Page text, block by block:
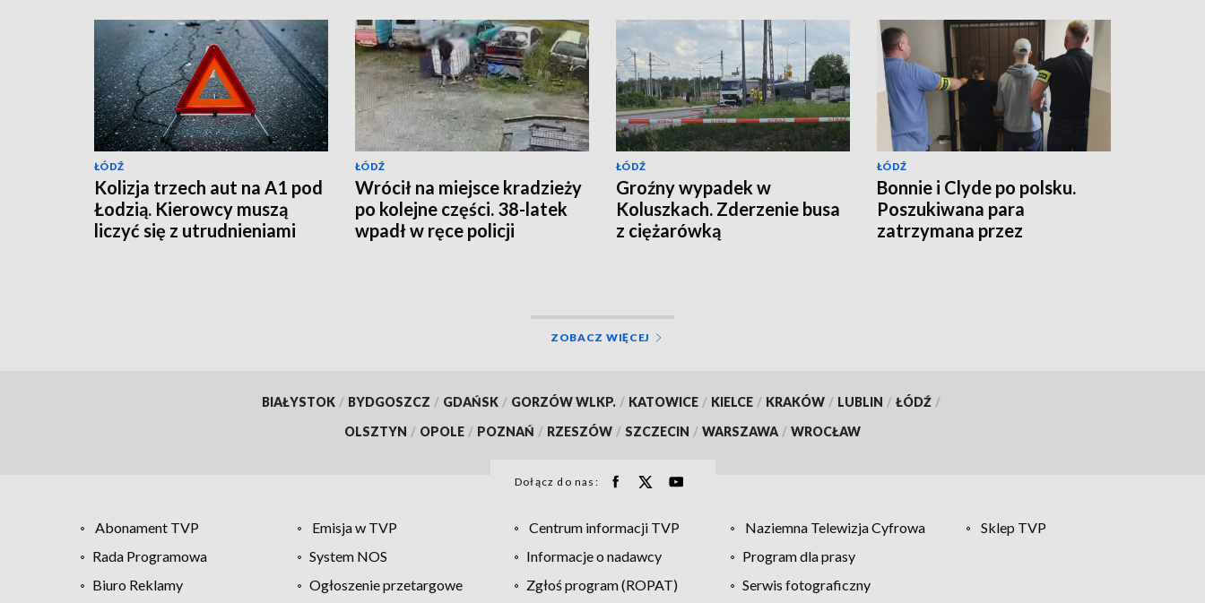
ŁÓDŹ
Kolizja trzech aut na A1 pod
Łodzią. Kierowcy muszą
liczyć się z utrudnieniami
ŁÓDŹ
Wrócił na miejsce kradzieży
po kolejne części. 38-latek
wpadł w ręce policji
ŁÓDŹ
Groźny wypadek w
Koluszkach. Zderzenie busa
z ciężarówką
ŁÓDŹ
Bonnie i Clyde po polsku.
Poszukiwana para
zatrzymana przez
ZOBACZ WIĘCEJ
BIAŁYSTOK / BYDGOSZCZ / GDAŃSK / GORZÓW WLKP. / KATOWICE / KIELCE / KRAKÓW / LUBLIN / ŁÓDŹ /
OLSZTYN / OPOLE / POZNAŃ / RZESZÓW / SZCZECIN / WARSZAWA / WROCŁAW
Dołącz do nas:
Abonament TVP Emisja w TVP Centrum informacji TVP Naziemna Telewizja Cyfrowa
Sklep TVP
Rada Programowa
System NOS Informacje o nadawcy
Program dla prasy
Biuro Reklamy
Ogłoszenie przetargowe Zgłoś program (ROPAT) Serwis fotograficzny